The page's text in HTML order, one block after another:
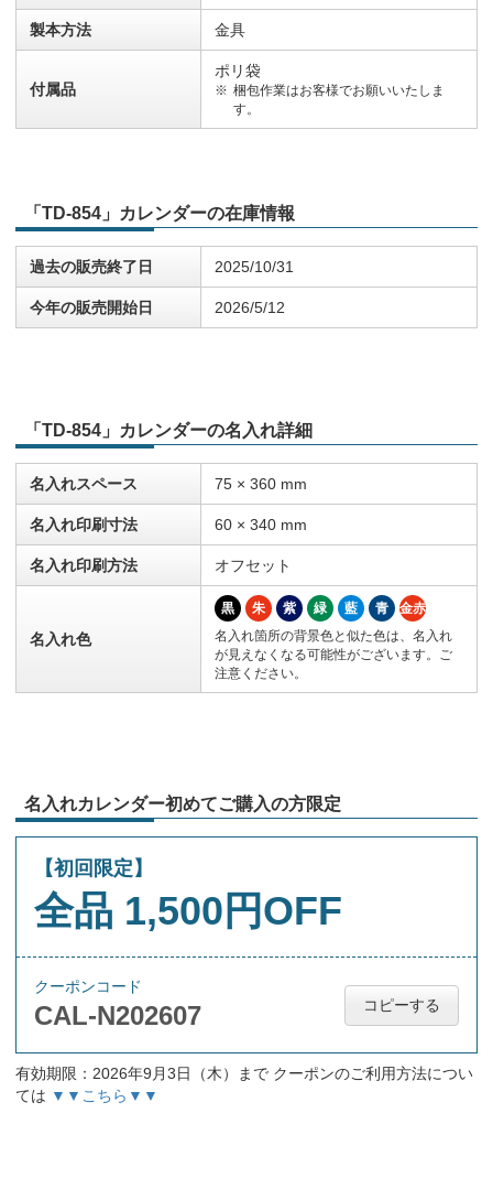
製本方法 金具
付属品
ポリ袋
梱包作業はお客様でお願いいたしま
す。
「TD-854」カレンダーの在庫情報
過去の販売終了日 2025/10/31
今年の販売開始日 2026/5/12
「TD-854」カレンダーの名入れ詳細
名入れスペース 75 × 360 mm
名入れ印刷寸法 60 × 340 mm
名入れ印刷方法 オフセット
名入れ色
黒 朱 紫 緑 藍 青
金赤
名入れ箇所の背景色と似た色は、名入れ
が見えなくなる可能性がございます。ご
注意ください。
名入れカレンダー初めてご購入の方限定
【初回限定】
全品 1,500円OFF
クーポンコード
CAL-N202607 コピーする
有効期限：2026年9月3日（木）まで クーポンのご利用方法につい
ては ▼▼こちら▼▼